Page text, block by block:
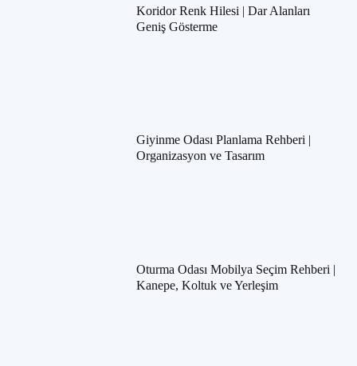
Koridor Renk Hilesi | Dar Alanları
Geniş Gösterme
Giyinme Odası Planlama Rehberi |
Organizasyon ve Tasarım
Oturma Odası Mobilya Seçim Rehberi |
Kanepe, Koltuk ve Yerleşim